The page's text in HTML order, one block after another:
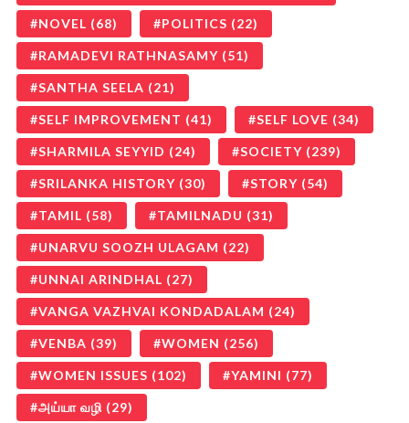
NOVEL (68) POLITICS (22)
RAMADEVI RATHNASAMY (51)
SANTHA SEELA (21)
SELF IMPROVEMENT (41) SELF LOVE (34)
SHARMILA SEYYID (24) SOCIETY (239)
SRILANKA HISTORY (30) STORY (54)
TAMIL (58) TAMILNADU (31)
UNARVU SOOZH ULAGAM (22)
UNNAI ARINDHAL (27)
VANGA VAZHVAI KONDADALAM (24)
VENBA (39) WOMEN (256)
WOMEN ISSUES (102) YAMINI (77)
அய்யா வழி (29)